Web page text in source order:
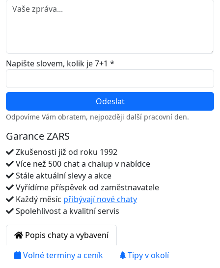
Napište slovem, kolik je 7+1 *
Odpovíme Vám obratem, nejpozději další pracovní den.
Garance ZARS
Zkušenosti již od roku 1992
Více než 500 chat a chalup v nabídce
Stále aktuální slevy a akce
Vyřídíme příspěvek od zaměstnavatele
Každý měsíc přibývají nové chaty
Spolehlivost a kvalitní servis
Popis chaty a vybavení
Volné termíny a ceník
Tipy v okolí